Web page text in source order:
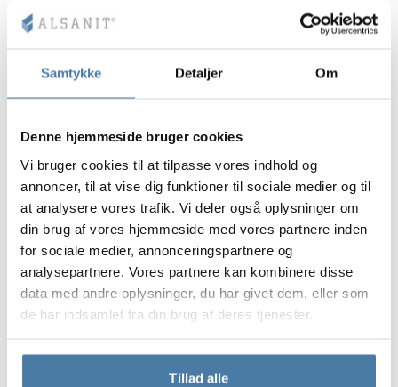
Samtykke Detaljer Om
Denne hjemmeside bruger cookies
Vi bruger cookies til at tilpasse vores indhold og
annoncer, til at vise dig funktioner til sociale medier og til
at analysere vores trafik. Vi deler også oplysninger om
din brug af vores hjemmeside med vores partnere inden
for sociale medier, annonceringspartnere og
analysepartnere. Vores partnere kan kombinere disse
data med andre oplysninger, du har givet dem, eller som
de har indsamlet fra din brug af deres tjenester.
Tillad alle
18 mm
RAL 6018
RAL 5005
18 mm
WILD OAK
18 mm
PORTO CHERRY
18 mm
18 mm
18 mm
PORTLAND ASH
18 mm